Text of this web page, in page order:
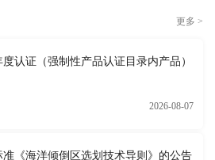
更多 >
认证（强制性产品认证目录内产品）
2026-08-07
《海洋倾倒区选划技术导则》的公告